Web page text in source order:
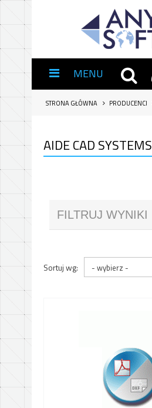
MENU
STRONA GŁÓWNA PRODUCENCI
AIDE CAD SYSTEMS
FILTRUJ WYNIKI
Sortuj wg: